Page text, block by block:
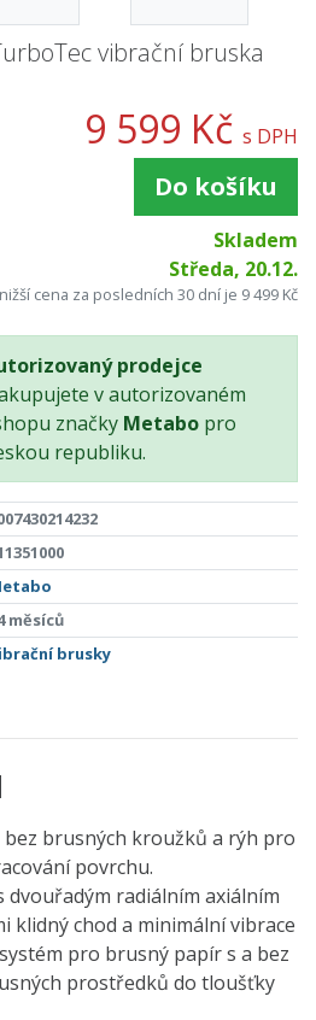
vibrační bruska
9 599 Kč s DPH
Do košíku
Skladem
Středa, 20.12.
cena za posledních 30 dní je 9 499 Kč
prodejce
v autorizovaném
značky Metabo pro
republiku.
měsíců
brusky
bez brusných kroužků a rýh pro
povrchu.
dvouřadým radiálním axiálním
klidný chod a minimální vibrace
pro brusný papír s a bez
prostředků do tloušťky